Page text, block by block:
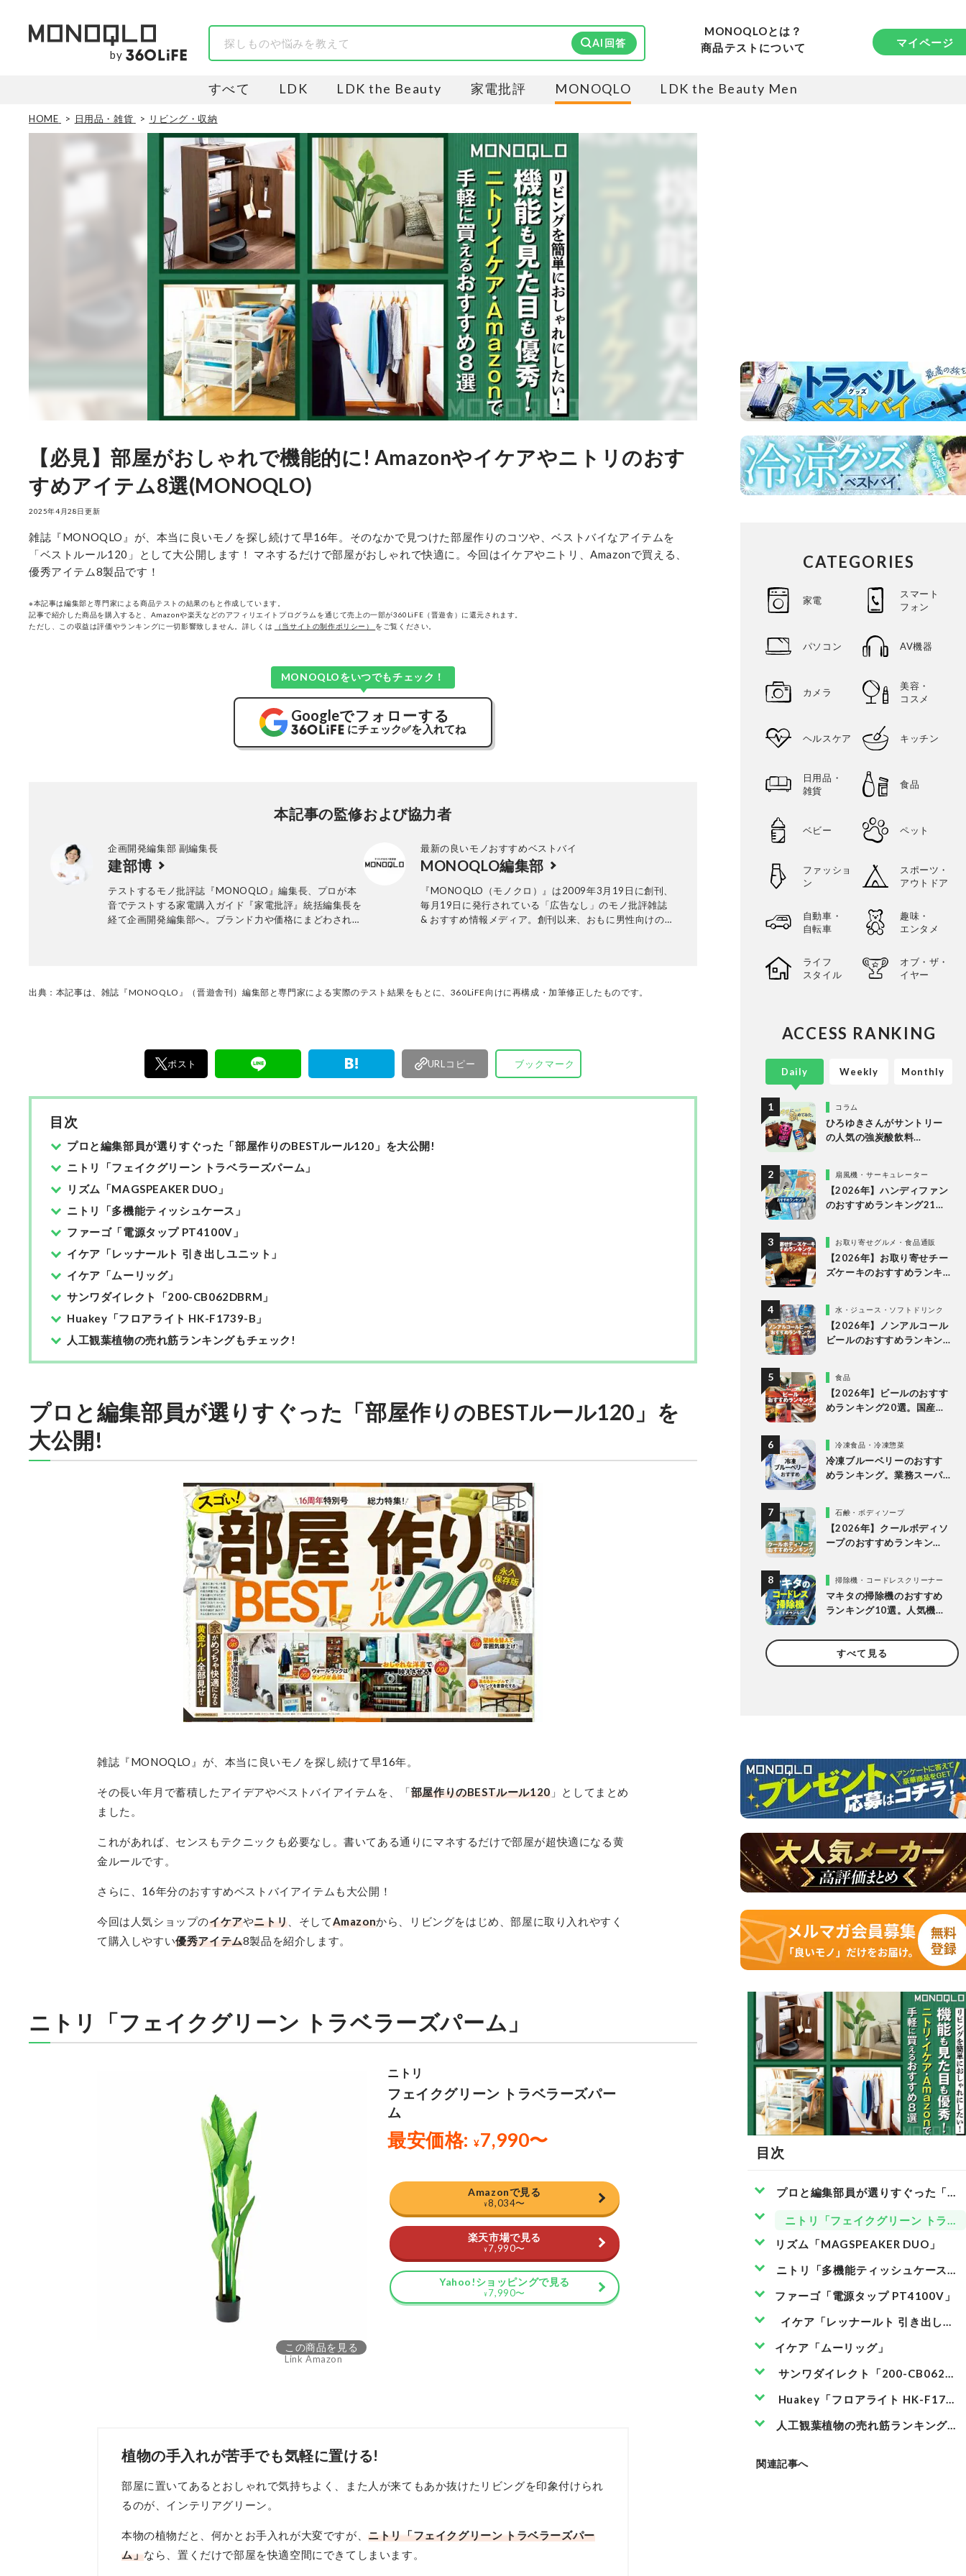
by
AI回答
MONOQLOとは？
商品テストについて
マイページ
すべて LDK LDK the Beauty 家電批評 MONOQLO LDK the Beauty Men
HOME 日用品・雑貨 リビング・収納
【必見】部屋がおしゃれで機能的に! Amazonやイケアやニトリのおす
すめアイテム8選(MONOQLO)
2025年4月28日更新
雑誌『MONOQLO』が、本当に良いモノを探し続けて早16年。そのなかで見つけた部屋作りのコツや、ベストバイなアイテムを
「ベストルール120」として大公開します！ マネするだけで部屋がおしゃれで快適に。今回はイケアやニトリ、Amazonで買える、
優秀アイテム8製品です！
※本記事は編集部と専門家による商品テストの結果のもと作成しています。
記事で紹介した商品を購入すると、Amazonや楽天などのアフィリエイトプログラムを通じて売上の一部が360LiFE（晋遊舎）に還元されます。
ただし、この収益は評価やランキングに一切影響致しません。詳しくは
（当サイトの制作ポリシー） をご覧ください。
MONOQLOをいつでもチェック！
Googleでフォローする
にチェック✅を入れてね
本記事の監修および協力者
企画開発編集部 副編集長
建部博
テストするモノ批評誌『MONOQLO』編集長、プロが本
音でテストする家電購入ガイド『家電批評』統括編集長を
経て企画開発編集部へ。ブランド力や価格にまどわされず
ノ・デジタルガジェットやアウトドアグッズ、また各種サ
最新の良いモノおすすめベストバイ
MONOQLO編集部
『MONOQLO（モノクロ）』は2009年3月19日に創刊、
毎月19日に発行されている「広告なし」のモノ批評雑誌
& おすすめ情報メディア。創刊以来、おもに男性向けの生
11名以上の編集体制で日々の検証・記事制作を行ってい
出典：本記事は、雑誌『MONOQLO』（晋遊舎刊）編集部と専門家による実際のテスト結果をもとに、360LiFE向けに再構成・加筆修正したものです。
ポスト URLコピー ブックマーク
目次
プロと編集部員が選りすぐった「部屋作りのBESTルール120」を大公開!
ニトリ「フェイクグリーン トラベラーズパーム」
リズム「MAGSPEAKER DUO」
ニトリ「多機能ティッシュケース」
ファーゴ「電源タップ PT4100V」
イケア「レッナールト 引き出しユニット」
イケア「ムーリッグ」
サンワダイレクト「200-CB062DBRM」
Huakey「フロアライト HK-F1739-B」
人工観葉植物の売れ筋ランキングもチェック!
プロと編集部員が選りすぐった「部屋作りのBESTルール120」を
大公開!
雑誌『MONOQLO』が、本当に良いモノを探し続けて早16年。
その長い年月で蓄積したアイデアやベストバイアイテムを、「部屋作りのBESTルール120」としてまとめ
ました。
これがあれば、センスもテクニックも必要なし。書いてある通りにマネするだけで部屋が超快適になる黄
金ルールです。
さらに、16年分のおすすめベストバイアイテムも大公開！
今回は人気ショップのイケアやニトリ 、そしてAmazonから、リビングをはじめ、部屋に取り入れやすく
て購入しやすい優秀アイテム8製品を紹介します。
ニトリ「フェイクグリーン トラベラーズパーム」
この商品を見る
Link Amazon
ム
最安価格: 7,990 〜
Amazonで見る
¥8,034〜
楽天市場で見る
¥ 7,990〜
Yahoo!ショッピングで見る
¥ 7,990〜
植物の手入れが苦手でも気軽に置ける!
部屋に置いてあるとおしゃれで気持ちよく、また人が来てもあか抜けたリビングを印象付けられ
るのが、インテリアグリーン。
本物の植物だと、何かとお手入れが大変ですが、ニトリ「フェイクグリーン トラベラーズパー
ム」なら、置くだけで部屋を快適空間にできてしまいます。
CATEGORIES
家電
スマート
フォン
パソコン AV機器
カメラ
美容・
コスメ
ヘルスケア キッチン
日用品・
雑貨
食品
ベビー ペット
ファッショ
ン
スポーツ・
アウトドア
自動車・
自転車
趣味・
エンタメ
ライフ
スタイル
オブ・ザ・
イヤー
ACCESS RANKING
Daily
コラム
ひろゆきさんがサントリー
の人気の強炭酸飲料
を実飲して食レポ！
扇風機・サーキュレーター
【2026年】ハンディファン
のおすすめランキング21
比較お取り寄せグルメ・食品通販
【2026年】お取り寄せチー
ズケーキのおすすめランキ
水・ジュース・ソフトドリンク
【2026年】ノンアルコール
ビールのおすすめランキン
食品
【2026年】ビールのおすす
めランキング20選。国産の
冷凍食品・冷凍惣菜
冷凍ブルーベリーのおすす
めランキング。業務スーパ
石鹸・ボディソープ
【2026年】クールボディソ
ープのおすすめランキン
掃除機・コードレスクリーナー
マキタの掃除機のおすすめ
ランキング10選。人気機種
すべて見る
Weekly Monthly
目次
プロと編集部員が選りすぐった「
ニトリ「フェイクグリーン トラベ
リズム「MAGSPEAKER DUO」
ニトリ「多機能ティッシュケース」
ファーゴ「電源タップ PT4100V」
イケア「レッナールト 引き出しユ
イケア「ムーリッグ」
サンワダイレクト「200-
Huakey「フロアライト HK-
人工観葉植物の売れ筋ランキングも
関連記事へ